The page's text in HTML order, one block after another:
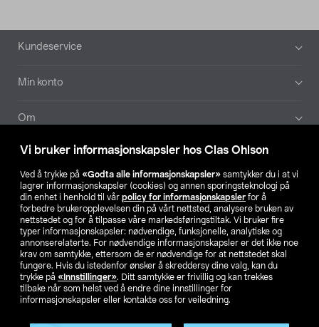
Vi bruker informasjonskapsler hos Clas Ohlson
Ved å trykke på «Godta alle informasjonskapsler» samtykker du i at vi
lagrer informasjonskapsler (cookies) og annen sporingsteknologi på
din enhet i henhold til vår policy for informasjonskapsler for å
forbedre brukeropplevelsen din på vårt nettsted, analysere bruken av
nettstedet og for å tilpasse våre markedsføringstiltak. Vi bruker fire
typer informasjonskapsler: nødvendige, funksjonelle, analytiske og
annonserelaterte. For nødvendige informasjonskapsler er det ikke noe
krav om samtykke, ettersom de er nødvendige for at nettstedet skal
fungere. Hvis du istedenfor ønsker å skreddersy dine valg, kan du
trykke på «Innstillinger». Ditt samtykke er frivillig og kan trekkes
tilbake når som helst ved å endre dine innstillinger for
informasjonskapsler eller kontakte oss for veiledning.
Bunntekst
Kundeservice
Min konto
Om
Aktuelt
Våre selskaper
Finn din butikk
SE NO FI